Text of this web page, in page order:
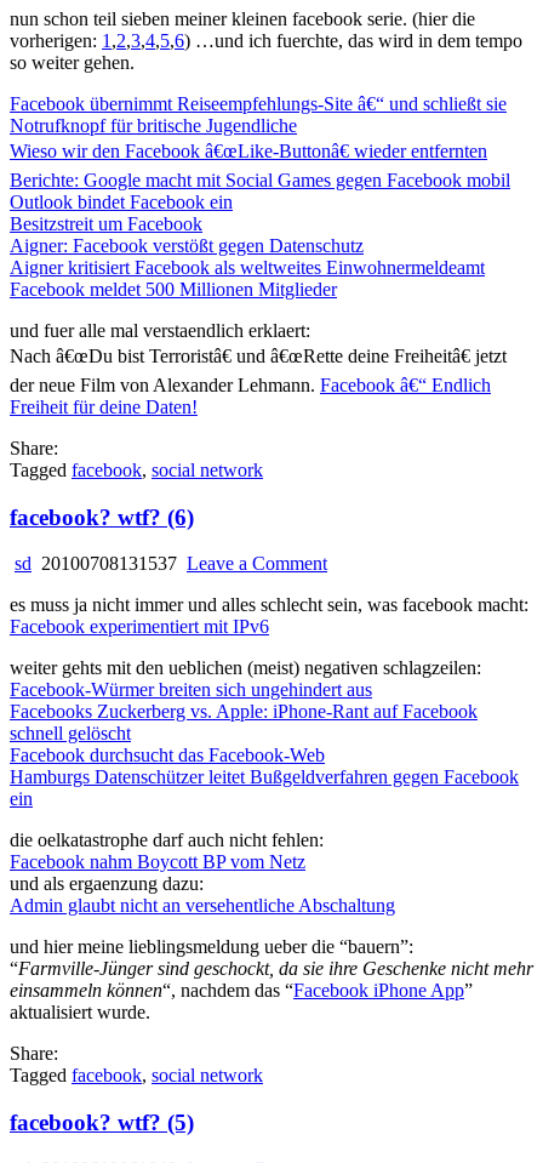
wtf?
(7)
nun schon teil sieben meiner kleinen facebook serie. (hier die
vorherigen: 1 ,2,3,4,5,6) …und ich fuerchte, das wird in dem tempo
so weiter gehen.
Facebook übernimmt Reiseempfehlungs-Site â€“ und schließt sie
Notrufknopf für britische Jugendliche
Wieso wir den Facebook â€œLike-Buttonâ€ wieder entfernten
Berichte: Google macht mit Social Games gegen Facebook mobil
Outlook bindet Facebook ein
Besitzstreit um Facebook
Aigner: Facebook verstößt gegen Datenschutz
Aigner kritisiert Facebook als weltweites Einwohnermeldeamt
Facebook meldet 500 Millionen Mitglieder
und fuer alle mal verstaendlich erklaert:
Nach â€œDu bist Terroristâ€ und â€œRette deine Freiheitâ€ jetzt
der neue Film von Alexander Lehmann. Facebook â€“ Endlich
Freiheit für deine Daten!
Share:
Tagged facebook, social network
facebook? wtf? (6)
sd 20100708131537 Leave a Commenton
wtf?
es muss ja nicht immer und alles schlecht sein, was facebook macht:
Facebook experimentiert mit IPv6
weiter gehts mit den ueblichen (meist) negativen schlagzeilen:
Facebook-Würmer breiten sich ungehindert aus
Facebooks Zuckerberg vs. Apple: iPhone-Rant auf Facebook
schnell gelöscht
Facebook durchsucht das Facebook-Web
Hamburgs Datenschützer leitet Bußgeldverfahren gegen Facebook
ein
die oelkatastrophe darf auch nicht fehlen:
Facebook nahm Boycott BP vom Netz
und als ergaenzung dazu:
Admin glaubt nicht an versehentliche Abschaltung
und hier meine lieblingsmeldung ueber die “bauern”:
“Farmville-Jünger sind geschockt, da sie ihre Geschenke nicht mehr
einsammeln können“, nachdem das “Facebook iPhone App”
aktualisiert wurde.
Share:
Tagged facebook, social network
facebook? wtf? (5)